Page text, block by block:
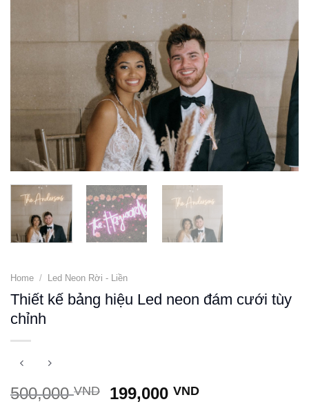
Home / Led Neon Rời - Liền
Thiết kế bảng hiệu Led neon đám cưới tùy
chỉnh
500,000VND 199,000VND